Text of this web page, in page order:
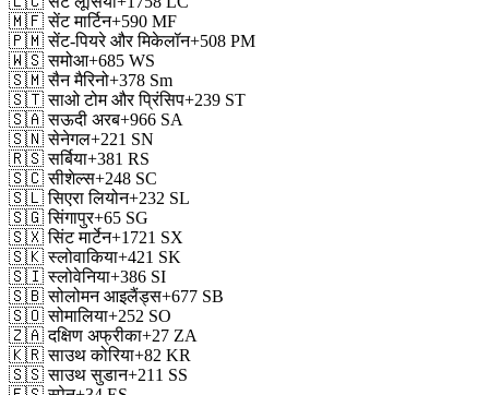
🇲🇫 सेंट मार्टिन+590 MF
🇵🇲 सेंट-पियरे और मिकेलॉन+508 PM
🇼🇸 समोआ+685 WS
🇸🇲 सैन मैरिनो+378 Sm
🇸🇹 साओ टोम और प्रिंसिप+239 ST
🇸🇦 सऊदी अरब+966 SA
🇸🇳 सेनेगल+221 SN
🇷🇸 सर्बिया+381 RS
🇸🇨 सीशेल्स+248 SC
🇸🇱 सिएरा लियोन+232 SL
🇸🇬 सिंगापुर+65 SG
🇸🇽 सिंट मार्टेन+1721 SX
🇸🇰 स्लोवाकिया+421 SK
🇸🇮 स्लोवेनिया+386 SI
🇸🇧 सोलोमन आइलैंड्स+677 SB
🇸🇴 सोमालिया+252 SO
🇿🇦 दक्षिण अफ्रीका+27 ZA
🇰🇷 साउथ कोरिया+82 KR
🇸🇸 साउथ सुडान+211 SS